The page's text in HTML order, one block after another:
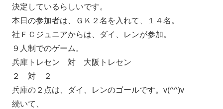
決定しているらしいです。
本日の参加者は、ＧＫ２名を入れて、１４名。
社ＦＣジュニアからは、ダイ、レンが参加。
９人制でのゲーム。
兵庫トレセン 対 大阪トレセン
２ 対 ２
兵庫の２点は、ダイ、レンのゴールです。v(^^)v
続いて、